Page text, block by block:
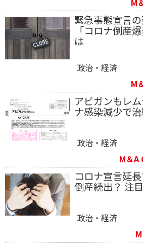
M
緊急事態宣言
「コロナ倒産
は
政治・経済
M
アビガンもレ
ナ感染減少で
政治・経済
M＆
コロナ宣言延
倒産続出？ 注
政治・経済